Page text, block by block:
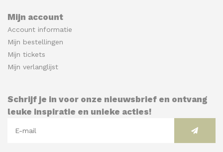
Mijn account
Account informatie
Mijn bestellingen
Mijn tickets
Mijn verlanglijst
Schrijf je in voor onze nieuwsbrief en ontvang
leuke inspiratie en unieke acties!